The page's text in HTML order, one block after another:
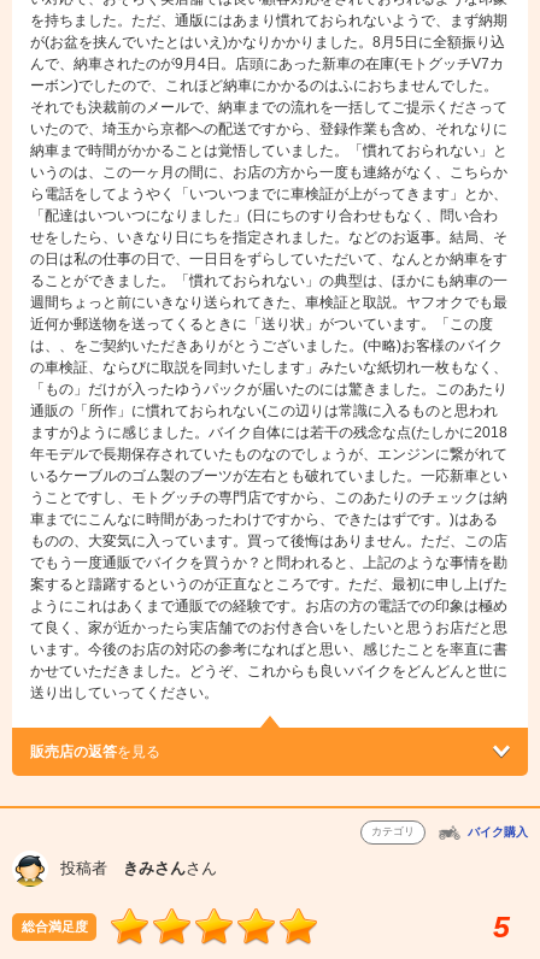
を持ちました。ただ、通版にはあまり慣れておられないようで、まず納期
が(お盆を挟んでいたとはいえ)かなりかかりました。8月5日に全額振り込
んで、納車されたのが9月4日。店頭にあった新車の在庫(モトグッチV7カ
ーボン)でしたので、これほど納車にかかるのはふにおちませんでした。
それでも決裁前のメールで、納車までの流れを一括してご提示くださって
いたので、埼玉から京都への配送ですから、登録作業も含め、それなりに
納車まで時間がかかることは覚悟していました。「慣れておられない」と
いうのは、この一ヶ月の間に、お店の方から一度も連絡がなく、こちらか
ら電話をしてようやく「いついつまでに車検証が上がってきます」とか、
「配達はいついつになりました」(日にちのすり合わせもなく、問い合わ
せをしたら、いきなり日にちを指定されました。などのお返事。結局、そ
の日は私の仕事の日で、一日日をずらしていただいて、なんとか納車をす
ることができました。「慣れておられない」の典型は、ほかにも納車の一
週間ちょっと前にいきなり送られてきた、車検証と取説。ヤフオクでも最
近何か郵送物を送ってくるときに「送り状」がついています。「この度
は、、をご契約いただきありがとうございました。(中略)お客様のバイク
の車検証、ならびに取説を同封いたします」みたいな紙切れ一枚もなく、
「もの」だけが入ったゆうパックが届いたのには驚きました。このあたり
通販の「所作」に慣れておられない(この辺りは常識に入るものと思われ
ますが)ように感じました。バイク自体には若干の残念な点(たしかに2018
年モデルで長期保存されていたものなのでしょうが、エンジンに繋がれて
いるケーブルのゴム製のブーツが左右とも破れていました。一応新車とい
うことですし、モトグッチの専門店ですから、このあたりのチェックは納
車までにこんなに時間があったわけですから、できたはずです。)はある
ものの、大変気に入っています。買って後悔はありません。ただ、この店
でもう一度通販でバイクを買うか？と問われると、上記のような事情を勘
案すると躊躇するというのが正直なところです。ただ、最初に申し上げた
ようにこれはあくまで通販での経験です。お店の方の電話での印象は極め
て良く、家が近かったら実店舗でのお付き合いをしたいと思うお店だと思
います。今後のお店の対応の参考になればと思い、感じたことを率直に書
かせていただきました。どうぞ、これからも良いバイクをどんどんと世に
送り出していってください。
販売店の返答を見る
カテゴリ バイク購入
投稿者 きみさんさん
総合満足度 5